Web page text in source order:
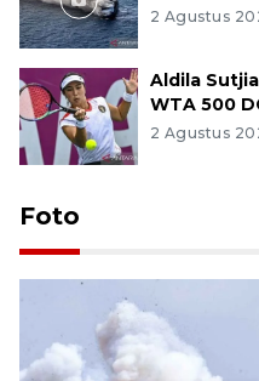
2 Agustus
Aldila
WTA 500
2 Agustus
Foto